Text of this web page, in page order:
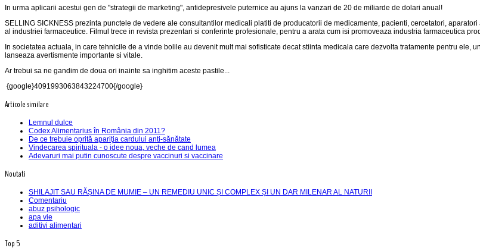
In urma aplicarii acestui gen de "strategii de marketing", antidepresivele puternice au ajuns la vanzari de 20 de miliarde de dolari anual!
SELLING SICKNESS prezinta punctele de vedere ale consultantilor medicali platiti de producatorii de medicamente, pacienti, cercetatori,
al industriei farmaceutice. Filmul trece in revista prezentari si conferinte profesionale, pentru a arata cum isi promoveaza industria farmaceutica
In societatea actuala, in care tehnicile de a vinde bolile au devenit mult mai sofisticate decat stiinta medicala care dezvolta tratamente pentru
lanseaza avertismente importante si vitale.
Ar trebui sa ne gandim de doua ori inainte sa inghitim aceste pastile...
{google}4091993063843224700{/google}
Articole similare
Lemnul dulce
Codex Alimentarius în România din 2011?
De ce trebuie oprită apariţia cardului anti-sănătate
Vindecarea spirituala - o idee noua, veche de cand lumea
Adevaruri mai putin cunoscute despre vaccinuri si vaccinare
Noutati
SHILAJIT SAU RĂȘINA DE MUMIE – UN REMEDIU UNIC ȘI COMPLEX ȘI UN DAR MILENAR AL NATURII
Comentariu
abuz psihologic
apa vie
aditivi alimentari
Top 5